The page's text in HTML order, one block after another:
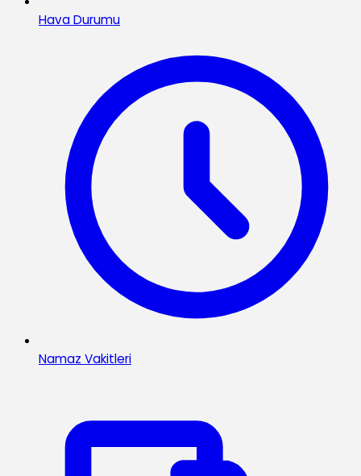
Hava Durumu
Namaz Vakitleri